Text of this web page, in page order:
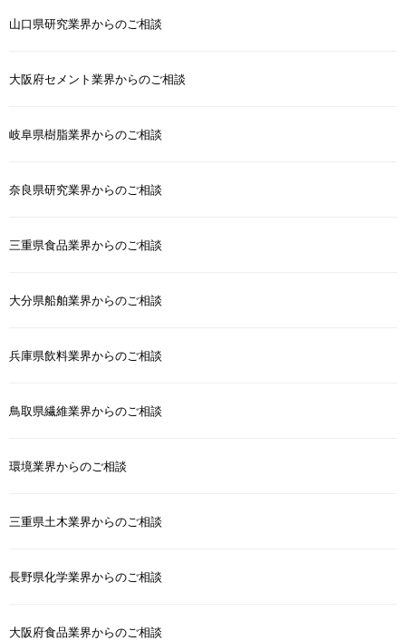
山口県研究業界からのご相談
大阪府セメント業界からのご相談
岐阜県樹脂業界からのご相談
奈良県研究業界からのご相談
三重県食品業界からのご相談
大分県船舶業界からのご相談
兵庫県飲料業界からのご相談
鳥取県繊維業界からのご相談
環境業界からのご相談
三重県土木業界からのご相談
長野県化学業界からのご相談
大阪府食品業界からのご相談